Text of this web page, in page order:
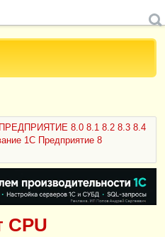
8.0 8.1 8.2 8.3 8.4
1С Предприятие 8
CPU